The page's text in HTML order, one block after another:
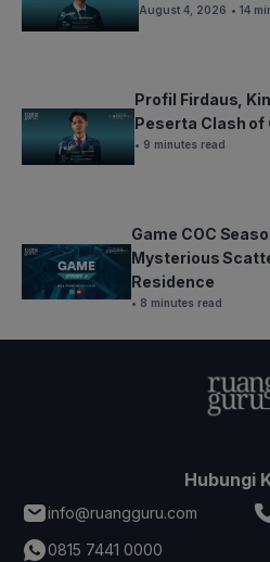
August 4, 2026 • 14
Profil Firdaus,
Peserta Clash of
• 9 minutes read
Game COC
Mysterious
Residence
• 8 minutes read
Hubungi
info@ruangguru.com
0815 7441 0000